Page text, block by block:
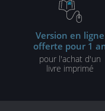
Version en ligne
offerte pour 1
pour l'achat d'un
livre imprimé